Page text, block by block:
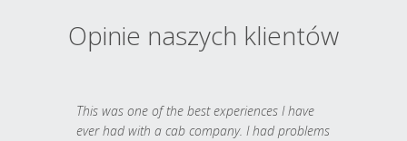
Opinie naszych klientów
This was one of the best experiences I have
ever had with a cab company. I had problems